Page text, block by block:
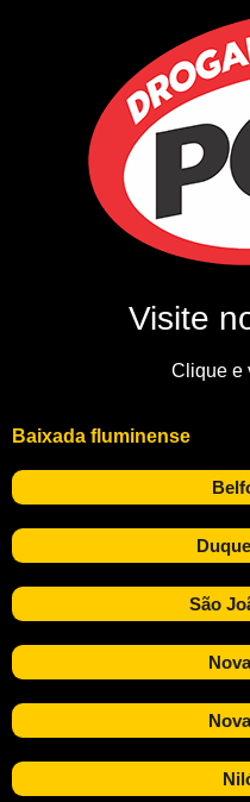
Visite
Clique e
Baixada fluminense
São